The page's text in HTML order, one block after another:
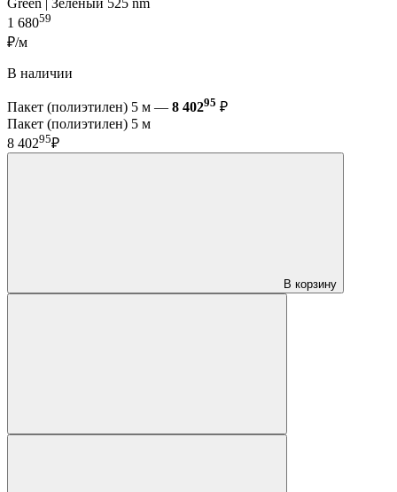
Green | Зелёный 525 nm
1 68059
₽/м
В наличии
Пакет (полиэтилен) 5 м — 8 40295 ₽
Пакет (полиэтилен) 5 м
8 40295₽
В корзину